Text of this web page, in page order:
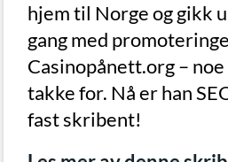
hjem til Norge og gikk
gang med
Casinopånett.org –
takke for. Nå er han
fast skribent!